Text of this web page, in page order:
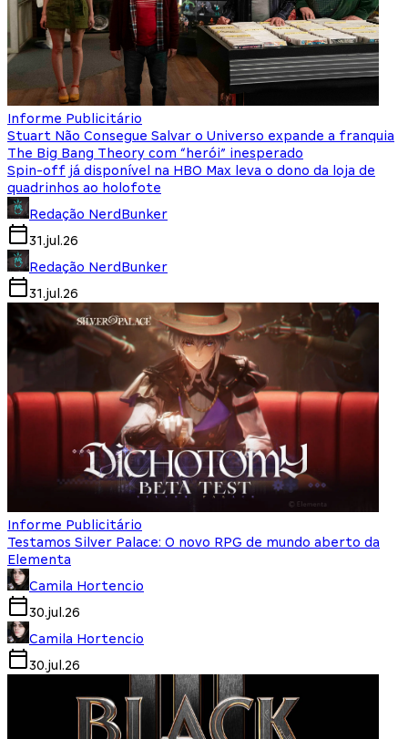
Informe Publicitário
Stuart Não Consegue Salvar o Universo expande a franquia
The Big Bang Theory com “herói” inesperado
Spin-off já disponível na HBO Max leva o dono da loja de
quadrinhos ao holofote
Redação NerdBunker
31.jul.26
Redação NerdBunker
31.jul.26
Informe Publicitário
Testamos Silver Palace: O novo RPG de mundo aberto da
Elementa
Camila Hortencio
30.jul.26
Camila Hortencio
30.jul.26